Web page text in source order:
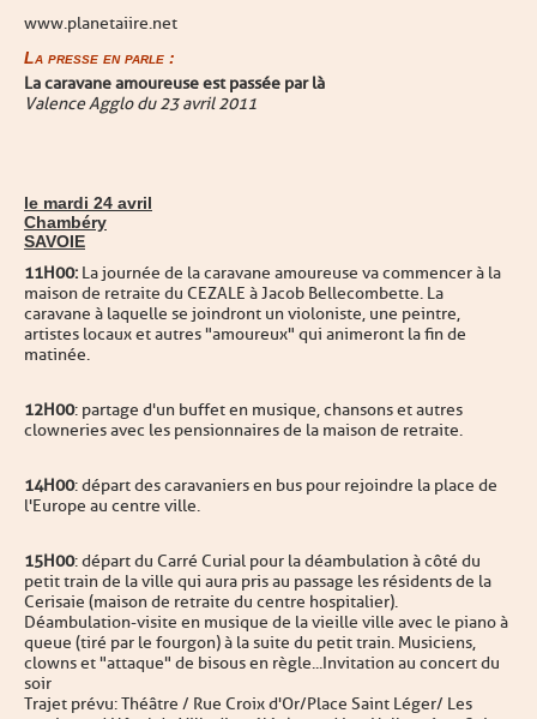
www.planetaiire.net
La presse en parle :
La caravane amoureuse est passée par là
Valence Agglo du 23 avril 2011
le mardi 24 avril
Chambéry
SAVOIE
11H00: La journée de la caravane amoureuse va commencer à la
maison de retraite du CEZALE à Jacob Bellecombette. La
caravane à laquelle se joindront un violoniste, une peintre,
artistes locaux et autres "amoureux" qui animeront la fin de
matinée.
12H00: partage d'un buffet en musique, chansons et autres
clowneries avec les pensionnaires de la maison de retraite.
14H00: départ des caravaniers en bus pour rejoindre la place de
l'Europe au centre ville.
15H00: départ du Carré Curial pour la déambulation à côté du
petit train de la ville qui aura pris au passage les résidents de la
Cerisaie (maison de retraite du centre hospitalier).
Déambulation-visite en musique de la vieille ville avec le piano à
queue (tiré par le fourgon) à la suite du petit train. Musiciens,
clowns et "attaque" de bisous en règle...Invitation au concert du
soir
Trajet prévu: Théâtre / Rue Croix d'Or/Place Saint Léger/ Les